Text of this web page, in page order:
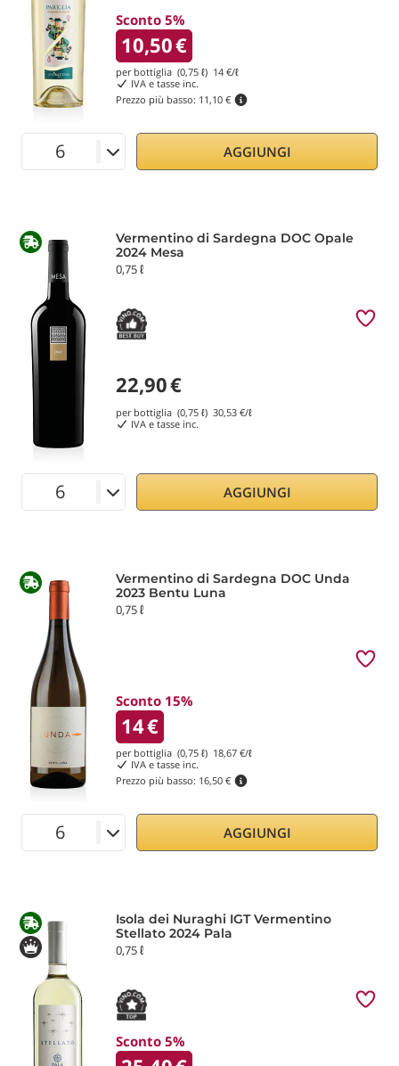
Sconto 5%
10,50€
per bottiglia (0,75 ℓ) 14 €/ℓ
IVA e tasse inc.
Prezzo più basso: 11,10 €
AGGIUNGI
Vermentino di Sardegna DOC Opale
2024 Mesa
0,75 ℓ
22,90€
per bottiglia (0,75 ℓ) 30,53 €/ℓ
IVA e tasse inc.
AGGIUNGI
Vermentino di Sardegna DOC Unda
2023 Bentu Luna
0,75 ℓ
Sconto 15%
14€
per bottiglia (0,75 ℓ) 18,67 €/ℓ
IVA e tasse inc.
Prezzo più basso: 16,50 €
AGGIUNGI
Isola dei Nuraghi IGT Vermentino
Stellato 2024 Pala
0,75 ℓ
Sconto 5%